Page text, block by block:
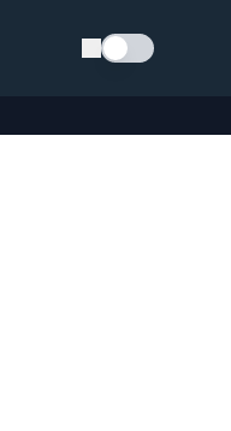
Schimba tema